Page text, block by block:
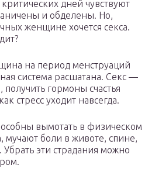
дней чувствуют
и обделены. Но,
женщине хочется секса.
на период менструаций
система расшатана. Секс —
получить гормоны счастья
стресс уходит навсегда.
вымотать в физическом
мучают боли в животе, спине,
Убрать эти страдания можно